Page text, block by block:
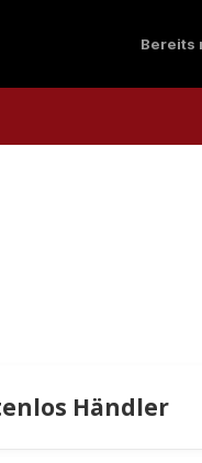
Bereits
Händler